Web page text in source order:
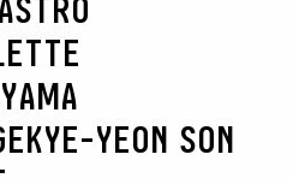
KYE-YEON SON